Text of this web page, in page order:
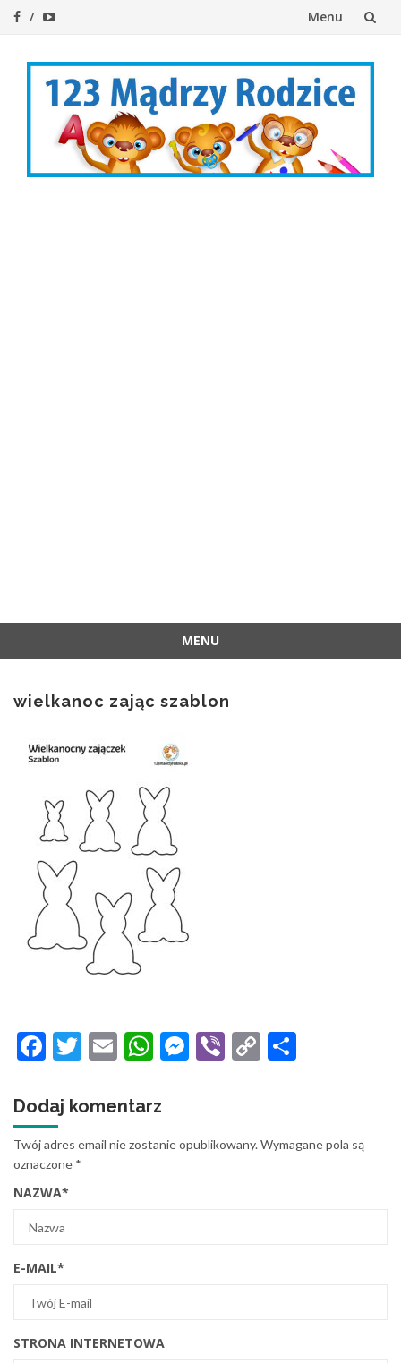
Menu
MENU
treściwielkanoc zając szablon
Facebook
Twitter
EmailWhatsApp
Messenger
Viber
Copy
Dodaj komentarz
Twój adres email nie zostanie opublikowany.Wymagane pola są
oznaczone *
NAZWA*
E-MAIL*
STRONA INTERNETOWA